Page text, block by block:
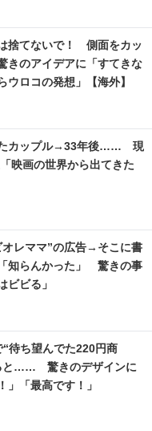
捨てないで！ 側面をカッ
のアイデアに「すてきな
ウロコの発想」【海外】
たカップル→33年後…… 現
映画の世界から出てきた
オレママ”の広告→そこに書
知らんかった」 驚きの事
ビビる」
待ち望んでた220円商
と…… 驚きのデザインに
」「最高です！」